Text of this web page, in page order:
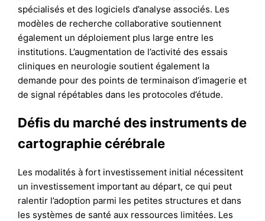
spécialisés et des logiciels d’analyse associés. Les
modèles de recherche collaborative soutiennent
également un déploiement plus large entre les
institutions. L’augmentation de l’activité des essais
cliniques en neurologie soutient également la
demande pour des points de terminaison d’imagerie et
de signal répétables dans les protocoles d’étude.
Défis du marché des instruments de
cartographie cérébrale
Les modalités à fort investissement initial nécessitent
un investissement important au départ, ce qui peut
ralentir l’adoption parmi les petites structures et dans
les systèmes de santé aux ressources limitées. Les